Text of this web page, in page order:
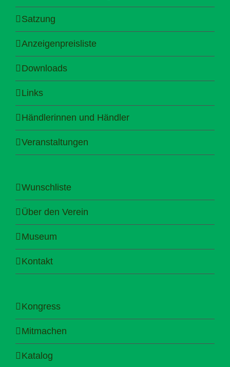
Satzung
Anzeigenpreisliste
Downloads
Links
Händlerinnen und Händler
Veranstaltungen
Wunschliste
Über den Verein
Museum
Kontakt
Kongress
Mitmachen
Katalog